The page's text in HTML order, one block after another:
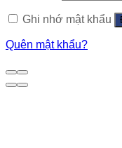
Ghi nhớ mật khẩu
Quên mật khẩu?